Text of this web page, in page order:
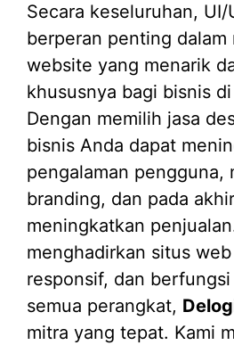
Secara keseluruhan, UI/
berperan penting dalam
website yang menarik
khususnya bagi bisnis
Dengan memilih jasa
bisnis Anda dapat
pengalaman pengguna,
branding, dan pada
meningkatkan
menghadirkan situs
responsif, dan
semua perangkat,
mitra yang tepat. Kami